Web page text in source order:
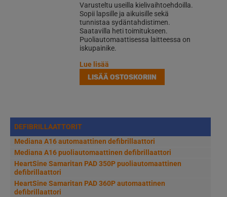
DEFIBRILLAATTORIT
Mediana A16 automaattinen defibrillaattori
Mediana A16 puoliautomaattinen defibrillaattori
HeartSine Samaritan PAD 350P puoliautomaattinen
defibrillaattori
HeartSine Samaritan PAD 360P automaattinen
defibrillaattori
Varusteltu useilla kielivaihtoehdoilla.
Sopii lapsille ja aikuisille sekä
tunnistaa sydäntahdistimen.
Saatavilla heti toimitukseen.
Puoliautomaattisessa laitteessa on
iskupainike.
Lue lisää
LISÄÄ OSTOSKORIIN